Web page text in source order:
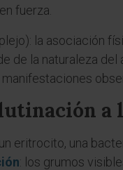
fuerza.
la asociación
de la naturaleza
eritrocito, una
: los grumos